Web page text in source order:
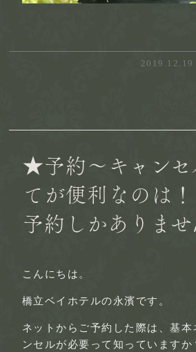
2019.12.19
★予約～キャンセ
てが便利なのは
予約しかありませ
こんにちは。
橋立ベイホテルの永濱です。
ネットからご予約した際は、基本
ンセルが必要って知っていますか